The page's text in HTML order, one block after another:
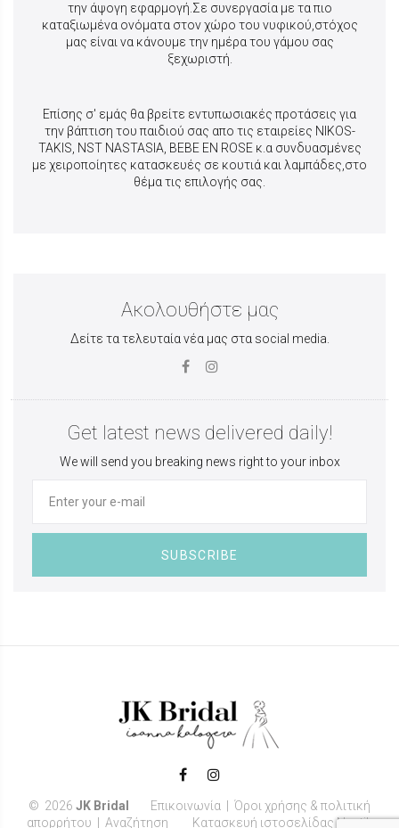
την άψογη εφαρμογή.Σε συνεργασία με τα πιο
καταξιωμένα ονόματα στον χώρο του νυφικού,στόχος
μας είναι να κάνουμε την ημέρα του γάμου σας
ξεχωριστή.
Επίσης σ' εμάς θα βρείτε εντυπωσιακές προτάσεις για
την βάπτιση του παιδιού σας απο τις εταιρείες NIKOS-
TAKIS, NST NASTASIA, BEBE EN ROSE κ.α συνδυασμένες
με χειροποίητες κατασκευές σε κουτιά και λαμπάδες,στο
θέμα τις επιλογής σας.
Ακολουθήστε μας
Δείτε τα τελευταία νέα μας στα social media.
Get latest news delivered daily!
We will send you breaking news right to your inbox
SUBSCRIBE
© 2026 JK Bridal Επικοινωνία
Όροι χρήσης & πολιτική
απορρήτου
Αναζήτηση Κατασκευή ιστοσελίδας Noetik